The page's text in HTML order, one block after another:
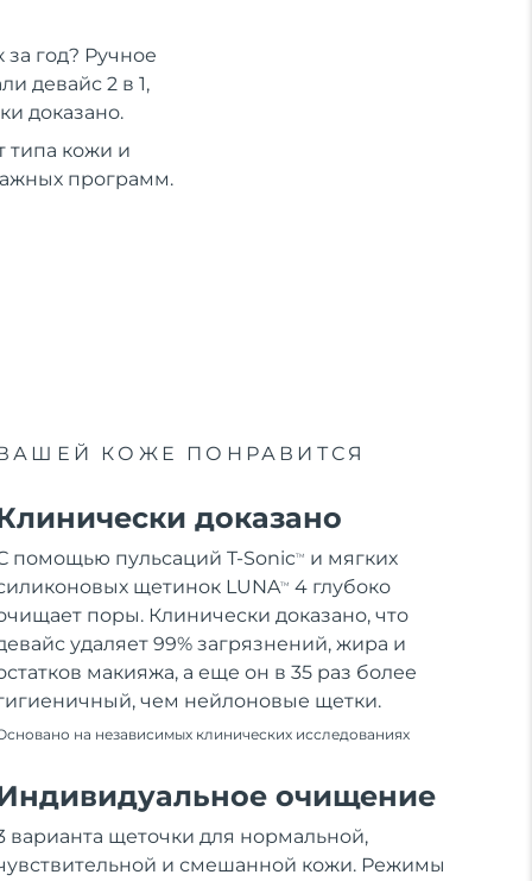
год? Ручное
девайс 2 в 1,
доказано.
типа кожи и
программ.
КОЖЕ ПОНРАВИТСЯ
доказано
помощью пульсаций T-SonicTM
и мягких
щетинок LUNATM
4 глубоко
поры. Клинически доказано, что
удаляет 99% загрязнений, жира и
макияжа, а еще он в 35 раз более
чем нейлоновые щетки.
на независимых клинических исследованиях
очищение
варианта щеточки для нормальной,
и смешанной кожи. Режимы